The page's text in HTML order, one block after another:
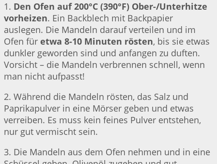
1. Den Ofen auf 200°C (390°F) Ober-/Unterhitze
vorheizen. Ein Backblech mit Backpapier
auslegen. Die Mandeln darauf verteilen und im
Ofen für etwa 8-10 Minuten rösten, bis sie etwas
dunkler geworden sind und anfangen zu duften.
Vorsicht – die Mandeln verbrennen schnell, wenn
man nicht aufpasst!
2. Während die Mandeln rösten, das Salz und
Paprikapulver in eine Mörser geben und etwas
verreiben. Es muss kein feines Pulver entstehen,
nur gut vermischt sein.
3. Die Mandeln aus dem Ofen nehmen und in eine